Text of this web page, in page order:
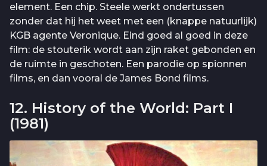
element. Een chip. Steele werkt ondertussen
zonder dat hij het weet met een (knappe natuurlijk)
KGB agente Veronique. Eind goed al goed in deze
film: de stouterik wordt aan zijn raket gebonden en
de ruimte in geschoten. Een parodie op spionnen
films, en dan vooral de James Bond films.
12. History of the World: Part I
(1981)